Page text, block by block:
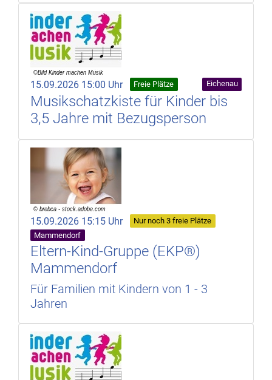
15.09.2026 15:00 Uhr Freie Plätze Eichenau
Musikschatzkiste für Kinder bis
3,5 Jahre mit Bezugsperson
15.09.2026 15:15 Uhr
Nur noch 3 freie Plätze
Mammendorf
Eltern-Kind-Gruppe (EKP®)
Mammendorf
Für Familien mit Kindern von 1 - 3
Jahren